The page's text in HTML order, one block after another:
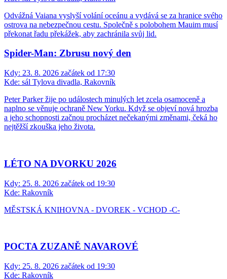
Odvážná Vaiana vyslyší volání oceánu a vydává se za hranice svého
ostrova na nebezpečnou cestu. Společně s polobohem Mauim musí
překonat řadu překážek, aby zachránila svůj lid.
Spider-Man: Zbrusu nový den
Kdy: 23. 8. 2026 začátek od 17:30
Kde: sál Tylova divadla, Rakovník
Peter Parker žije po událostech minulých let zcela osamoceně a
naplno se věnuje ochraně New Yorku. Když se objeví nová hrozba
a jeho schopnosti začnou procházet nečekanými změnami, čeká ho
nejtěžší zkouška jeho života.
LÉTO NA DVORKU 2026
Kdy: 25. 8. 2026 začátek od 19:30
Kde: Rakovník
MĚSTSKÁ KNIHOVNA - DVOREK - VCHOD -C-
POCTA ZUZANĚ NAVAROVÉ
Kdy: 25. 8. 2026 začátek od 19:30
Kde: Rakovník